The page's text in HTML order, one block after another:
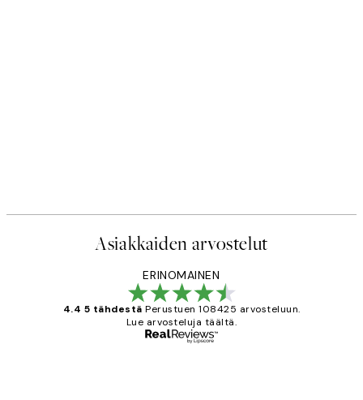
Asiakkaiden arvostelut
ERINOMAINEN
4.4 5 tähdestä Perustuen 108425 arvosteluun.
Lue arvosteluja täältä.